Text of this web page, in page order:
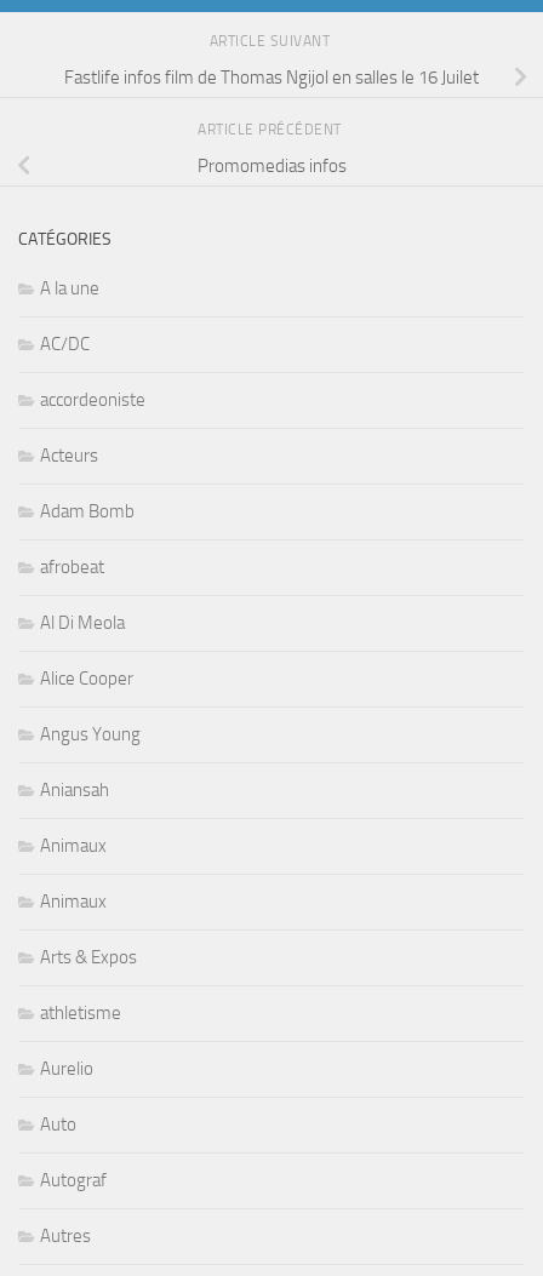
ARTICLE SUIVANT
Fastlife infos film de Thomas Ngijol en salles le 16 Juilet
ARTICLE PRÉCÉDENT
Promomedias infos
CATÉGORIES
A la une
AC/DC
accordeoniste
Acteurs
Adam Bomb
afrobeat
Al Di Meola
Alice Cooper
Angus Young
Aniansah
Animaux
Animaux
Arts & Expos
athletisme
Aurelio
Auto
Autograf
Autres